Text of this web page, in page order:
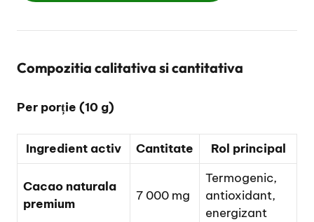
Compozitia calitativa si cantitativa
Per porție (10 g)
Ingredient activ Cantitate Rol principal
Cacao naturala
premium
7 000 mg
Termogenic,
antioxidant,
energizant